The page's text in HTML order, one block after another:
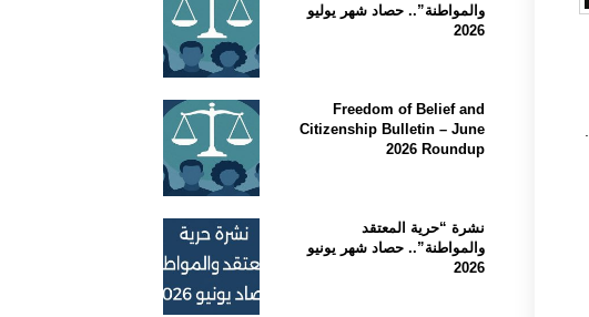
والمواطنة”.. حصاد شهر يوليو
2026
Freedom of Belief and
Citizenship Bulletin – June
2026 Roundup
نشرة “حرية المعتقد
والمواطنة”.. حصاد شهر يونيو
2026